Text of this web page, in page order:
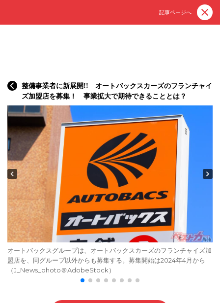
記事ページへ
整備事業者に新展開!! オートバックスカーズのフランチャイ
ズ加盟店を募集！ 事業拡大で期待できることとは？
オートバックスグループは、オートバックスカーズのフランチャイズ加
盟店を、同グループ以外からも募集する。募集開始は2024年4月から
（J_News_photo＠AdobeStock）